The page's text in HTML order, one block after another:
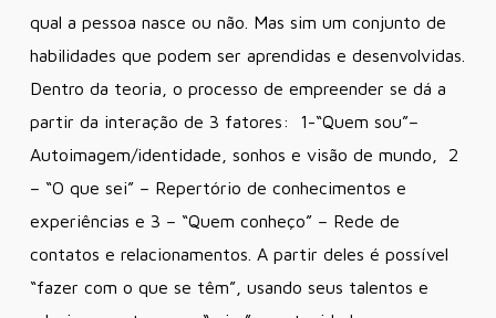
qual a pessoa nasce ou não. Mas sim um conjunto de
habilidades que podem ser aprendidas e desenvolvidas.
Dentro da teoria, o processo de empreender se dá a
partir da interação de 3 fatores: 1-“Quem sou”–
Autoimagem/identidade, sonhos e visão de mundo, 2
– “O que sei” – Repertório de conhecimentos e
experiências e 3 – “Quem conheço” – Rede de
contatos e relacionamentos. A partir deles é possível
“fazer com o que se têm”, usando seus talentos e